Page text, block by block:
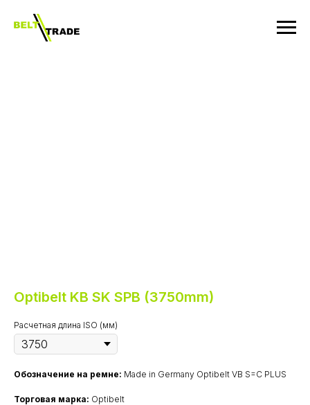
Optibelt KB SK SPB (3750mm)
Расчетная длина ISO (мм)
Обозначение на ремне: Made in Germany Optibelt VB S=C PLUS
Торговая марка: Optibelt